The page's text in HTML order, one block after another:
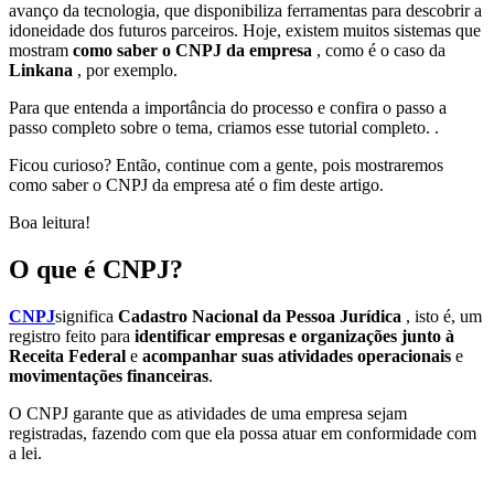
avanço da tecnologia, que disponibiliza ferramentas para descobrir a
idoneidade dos futuros parceiros. Hoje, existem muitos sistemas que
mostram como saber o CNPJ da empresa , como é o caso da
Linkana , por exemplo.
Para que entenda a importância do processo e confira o passo a
passo completo sobre o tema, criamos esse tutorial completo. .
Ficou curioso? Então, continue com a gente, pois mostraremos
como saber o CNPJ da empresa até o fim deste artigo.
Boa leitura!
O que é CNPJ?
CNPJsignifica Cadastro Nacional da Pessoa Jurídica , isto é, um
registro feito para identificar empresas e organizações junto à
Receita Federal e acompanhar suas atividades operacionais e
movimentações financeiras.
O CNPJ garante que as atividades de uma empresa sejam
registradas, fazendo com que ela possa atuar em conformidade com
a lei.